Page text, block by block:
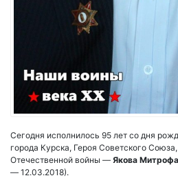
Сегодня исполнилось 95 лет со дня
города Курска, Героя Советского
Отечественной войны — Якова
— 12.03.2018).